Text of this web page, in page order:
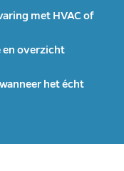
met HVAC of
en overzicht
het écht